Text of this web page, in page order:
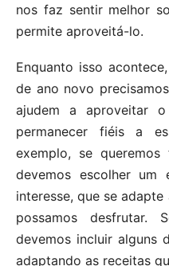
nos faz sentir melhor
permite aproveitá-lo.
Enquanto isso
de ano novo precisamos
ajudem a aproveitar
permanecer fiéis a
exemplo, se
devemos escolher um
interesse, que se
possamos desfrutar.
devemos incluir alguns
adaptando as receitas